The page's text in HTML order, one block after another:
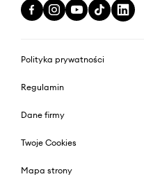
Polityka prywatności
Regulamin
Dane firmy
Twoje Cookies
Mapa strony